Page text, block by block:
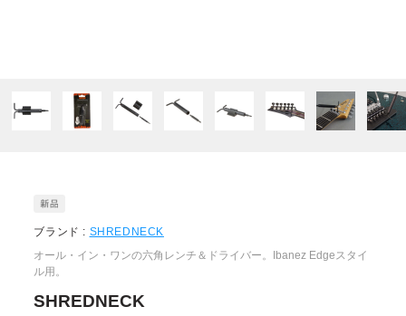
ブランド : SHREDNECK
オール・イン・ワンの六角レンチ＆ドライバー。Ibanez Edgeスタイ
ル用。
SHREDNECK